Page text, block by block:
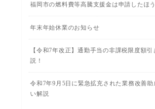
福岡市の燃料費等高騰支援金は申請したほ
年末年始休業のお知らせ
【令和7年改正】通勤手当の非課税限度額
説！
令和7年9月5日に緊急拡充された業務改善
い解説